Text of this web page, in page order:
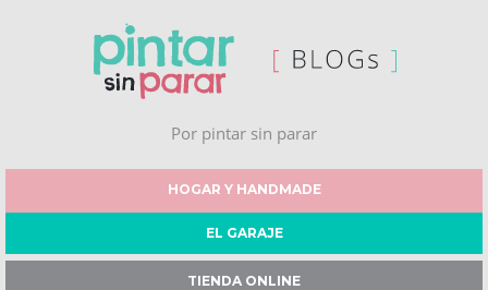
Por pintar sin parar
HOGAR Y HANDMADE
EL GARAJE
TIENDA ONLINE